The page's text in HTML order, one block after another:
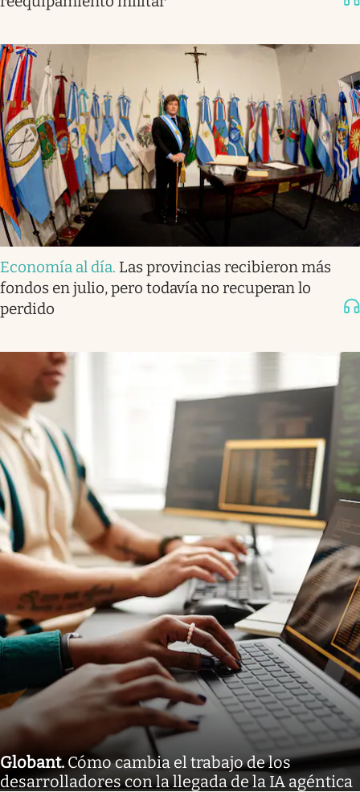
Economía al día. Las provincias recibieron más
fondos en julio, pero todavía no recuperan lo
perdido
Globant. Cómo cambia el trabajo de los
desarrolladores con la llegada de la IA agéntica